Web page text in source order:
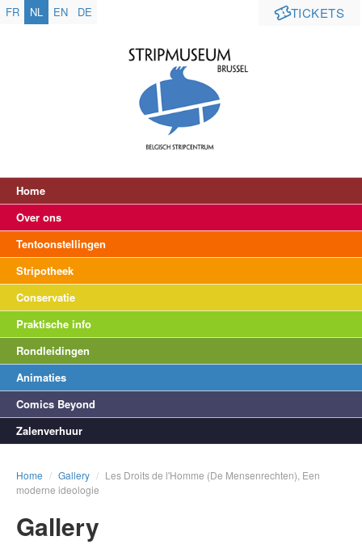
TICKETS
FR NL EN DE
Home
Over ons
Tentoonstellingen
Stripotheek
Conservatie
Praktische info
Rondleidingen
Animaties
Comics Beyond
Zalenverhuur
Home / Gallery / Les Droits de l'Homme (De Mensenrechten), Een
moderne ideologie
Gallery